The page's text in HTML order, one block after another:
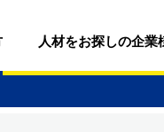
人材をお探しの企業